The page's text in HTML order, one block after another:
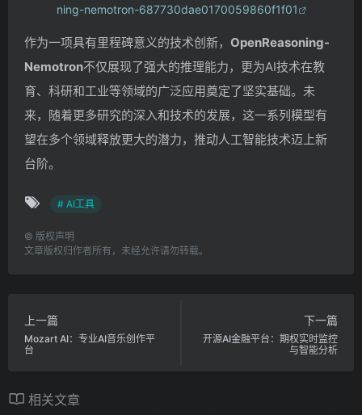
ning-nemotron-687730dae0170059860f1f01
作为一项具有里程碑意义的技术创新， OpenReasoning-
Nemotron不仅展现了强大的推理能力，更为AI技术在教
育、科研和工业等领域的广泛应用奠定了坚实基础。未
来，随着更多研究的深入和技术的发展，这一系列模型有
望在多个领域释放更大的潜力，推动人工智能技术迈上新
台阶。
# AI工具
© 版权声明
文章版权归作者所有，未经允许请勿转载。
上一篇
Mozart AI：专业AI音乐创作平
台
下一篇
开源AI金融平台：期权实时监控
与智能分析
相关文章